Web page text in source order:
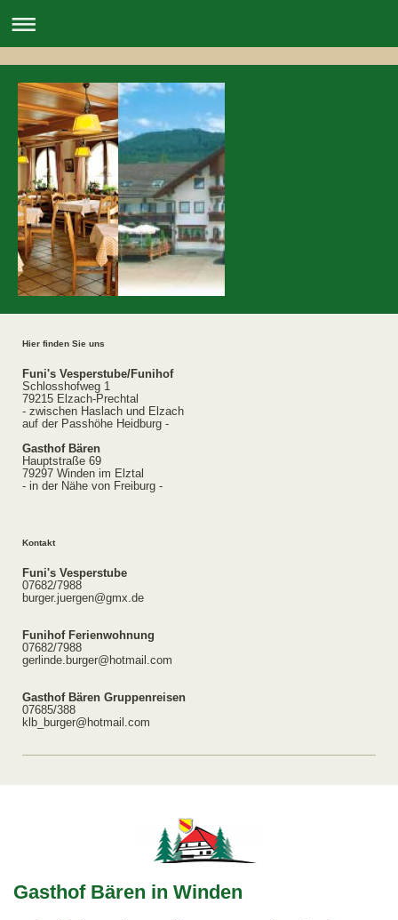
Hier finden Sie uns
Funi's Vesperstube/Funihof
Schlosshofweg 1
79215 Elzach-Prechtal
- zwischen Haslach und Elzach
auf der Passhöhe Heidburg -
Gasthof Bären
Hauptstraße 69
79297 Winden im Elztal
- in der Nähe von Freiburg -
Kontakt
Funi's Vesperstube
07682/7988
burger.juergen@gmx.de
Funihof Ferienwohnung
07682/7988
gerlinde.burger@hotmail.com
Gasthof Bären Gruppenreisen
07685/388
klb_burger@hotmail.com
Gasthof Bären in Winden